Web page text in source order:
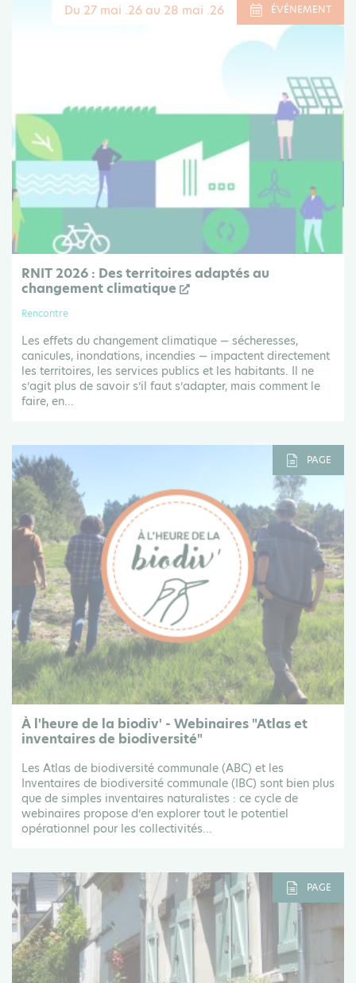
Du 27 mai .26 au 28 mai .26 ÉVÉNEMENT
RNIT 2026 : Des territoires adaptés au
changement climatique
Rencontre
Les effets du changement climatique — sécheresses,
canicules, inondations, incendies — impactent directement
les territoires, les services publics et les habitants. Il ne
s’agit plus de savoir s’il faut s’adapter, mais comment le
faire, en...
PAGE
À l'heure de la biodiv' - Webinaires "Atlas et
inventaires de biodiversité"
Les Atlas de biodiversité communale (ABC) et les
Inventaires de biodiversité communale (IBC) sont bien plus
que de simples inventaires naturalistes : ce cycle de
webinaires propose d’en explorer tout le potentiel
opérationnel pour les collectivités...
PAGE